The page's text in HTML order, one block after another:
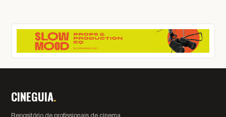
CINEGUIA.
Repositório de profissionais de cinema,